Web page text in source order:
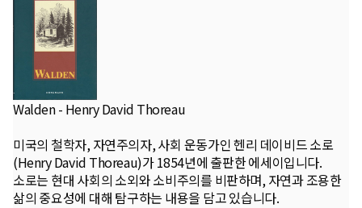
Walden - Henry David Thoreau
미국의 철학자, 자연주의자, 사회 운동가인 헨리 데이비드 소로
(Henry David Thoreau)가 1854년에 출판한 에세이입니다.
소로는 현대 사회의 소외와 소비주의를 비판하며, 자연과 조용한
삶의 중요성에 대해 탐구하는 내용을 담고 있습니다.